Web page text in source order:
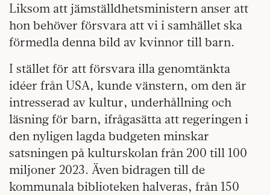
Liksom att jämställdhetsministern anser att
hon behöver försvara att vi i samhället ska
förmedla denna bild av kvinnor till barn.
I stället för att försvara illa genomtänkta
idéer från USA, kunde vänstern, om den är
intresserad av kultur, underhållning och
läsning för barn, ifrågasätta att regeringen i
den nyligen lagda budgeten minskar
satsningen på kulturskolan från 200 till 100
miljoner 2023. Även bidragen till de
kommunala biblioteken halveras, från 150